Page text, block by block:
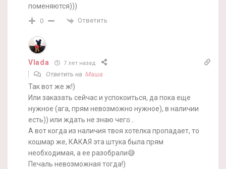
поменяются)))
0 Ответить
Vlada 7 лет назад
Ответить на Маша
Так вот же ж!)
Или заказать сейчас и успокоиться, да пока еще
нужное (ага, прям невозможно нужное), в наличии
есть)) или ждать не знаю чего…
А вот когда из наличия твоя хотелка пропадает, то
кошмар же, КАКАЯ эта штука была прям
необходимая, а ее разобрали😅
Печаль невозможная тогда!)